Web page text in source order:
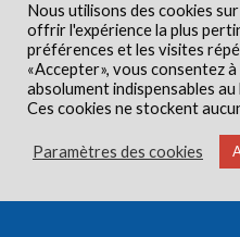
EMPLOYEE PORTAL
Droits d'auteur © 2026
Carlington.
Nous utilisons des cookies
offrir l'expérience la plus
préférences et les visites
«Accepter», vous consentez
absolument indispensables
Ces cookies ne stockent
Paramètres des cookies